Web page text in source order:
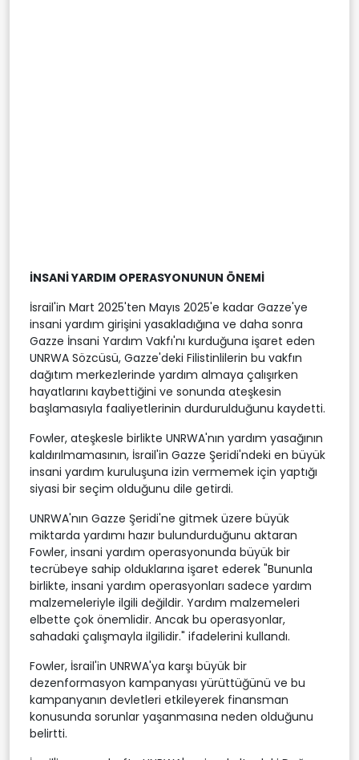
İNSANİ YARDIM OPERASYONUNUN ÖNEMİ
İsrail'in Mart 2025'ten Mayıs 2025'e kadar Gazze'ye
insani yardım girişini yasakladığına ve daha sonra
Gazze İnsani Yardım Vakfı'nı kurduğuna işaret eden
UNRWA Sözcüsü, Gazze'deki Filistinlilerin bu vakfın
dağıtım merkezlerinde yardım almaya çalışırken
hayatlarını kaybettiğini ve sonunda ateşkesin
başlamasıyla faaliyetlerinin durdurulduğunu kaydetti.
Fowler, ateşkesle birlikte UNRWA'nın yardım yasağının
kaldırılmamasının, İsrail'in Gazze Şeridi'ndeki en büyük
insani yardım kuruluşuna izin vermemek için yaptığı
siyasi bir seçim olduğunu dile getirdi.
UNRWA'nın Gazze Şeridi'ne gitmek üzere büyük
miktarda yardımı hazır bulundurduğunu aktaran
Fowler, insani yardım operasyonunda büyük bir
tecrübeye sahip olduklarına işaret ederek "Bununla
birlikte, insani yardım operasyonları sadece yardım
malzemeleriyle ilgili değildir. Yardım malzemeleri
elbette çok önemlidir. Ancak bu operasyonlar,
sahadaki çalışmayla ilgilidir." ifadelerini kullandı.
Fowler, İsrail'in UNRWA'ya karşı büyük bir
dezenformasyon kampanyası yürüttüğünü ve bu
kampanyanın devletleri etkileyerek finansman
konusunda sorunlar yaşanmasına neden olduğunu
belirtti.